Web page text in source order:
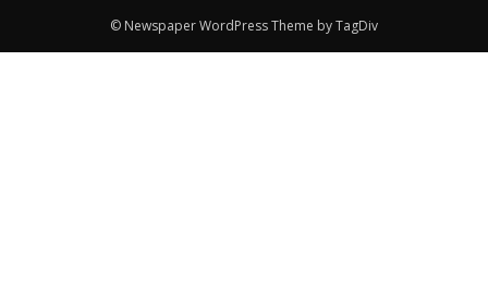
© Newspaper WordPress Theme by TagDiv